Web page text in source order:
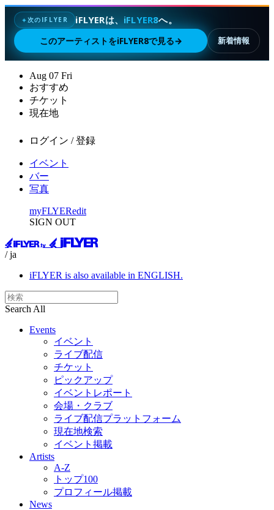
✦次のIFLYER iFLYERは、 iFLYER8へ。
このアーティストをiFLYER8で見る→ 新着情報
Aug 07 Fri
おすすめ
チケット
現在地
ログイン / 登録
イベント
バー
写真
myFLYERedit
SIGN OUT
/ ja
iFLYER is also available in ENGLISH.
Search All
Events
イベント
ライブ配信
チケット
ピックアップ
イベントレポート
会場・クラブ
ライブ配信プラットフォーム
現在地検索
イベント掲載
Artists
A-Z
トップ100
プロフィール掲載
News